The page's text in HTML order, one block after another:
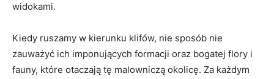
widokami.
Kiedy ruszamy w kierunku klifów, nie sposób nie
zauważyć ich imponujących formacji oraz bogatej flory i
fauny, które otaczają tę malowniczą okolicę. Za każdym